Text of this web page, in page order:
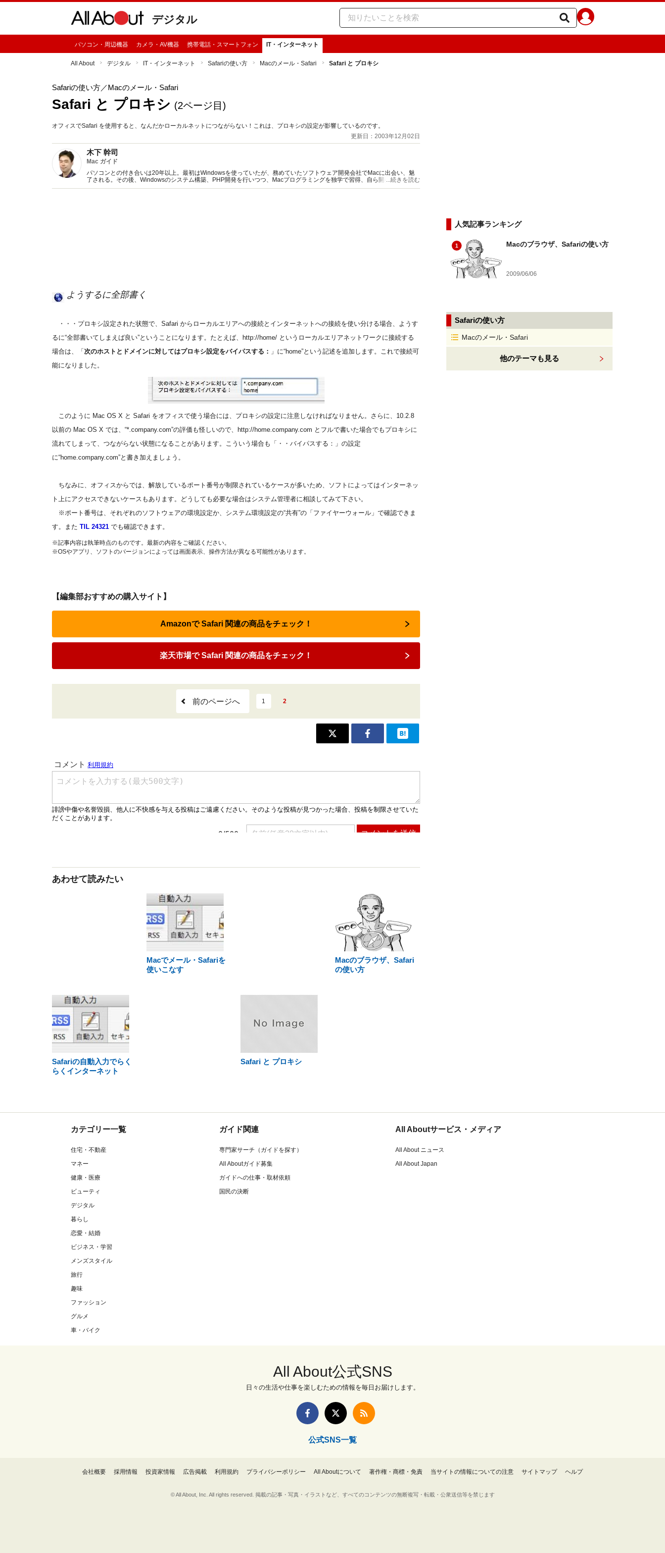
デジタル
パソコン・周辺機器 カメラ・AV機器 携帯電話・スマートフォン IT・インターネット
All About デジタル IT・インターネット Safariの使い方 Macのメール・Safari Safari と プロキシ
Safariの使い方／Macのメール・Safari
Safari と プロキシ (2ページ目)
オフィスでSafari を使用すると、なんだかローカルネットにつながらない！これは、プロキシの設定が影響しているのです。
更新日：2003年12月02日
木下 幹司
Mac ガイド
パソコンとの付き合いは20年以上。最初はWindowsを使っていたが、務めていたソフトウェア開発会社でMacに出会い、魅
了される。その後、Windowsのシステム構築、PHP開発を行いつつ、Macプログラミングを独学で習得、自ら開発を行うよう
になる。「MacPeople」などの雑誌の執筆なども行っている。
...続きを読む
ようするに全部書く
・・・プロキシ設定された状態で、Safari からローカルエリアへの接続とインターネットへの接続を使い分ける場合、ようす
るに“全部書いてしまえば良い”ということになります。たとえば、http://home/ というローカルエリアネットワークに接続する
場合は、「 次のホストとドメインに対してはプロキシ設定をバイパスする： 」に“home”という記述を追加します。これで接続可
能になりました。
このように Mac OS X と Safari をオフィスで使う場合には、プロキシの設定に注意しなければなりません。さらに、10.2.8
以前の Mac OS X では、“*.company.com”の評価も怪しいので、http://home.company.com とフルで書いた場合でもプロキシに
流れてしまって、つながらない状態になることがあります。こういう場合も「・・バイパスする：」の設定
に“home.company.com”と書き加えましょう。
ちなみに、オフィスからでは、解放しているポート番号が制限されているケースが多いため、ソフトによってはインターネッ
ト上にアクセスできないケースもあります。どうしても必要な場合はシステム管理者に相談してみて下さい。
※ポート番号は、それぞれのソフトウェアの環境設定か、システム環境設定の“共有”の「ファイヤーウォール」で確認できま
す。また TIL 24321 でも確認できます。
※記事内容は執筆時点のものです。最新の内容をご確認ください。
※OSやアプリ、ソフトのバージョンによっては画面表示、操作方法が異なる可能性があります。
【編集部おすすめの購入サイト】
Amazonで Safari 関連の商品をチェック！
楽天市場で Safari 関連の商品をチェック！
前のページへ 1 2
あわせて読みたい
Macでメール・Safariを
使いこなす
Macのブラウザ、Safari
の使い方
Safariの自動入力でらく
らくインターネット
Safari と プロキシ
人気記事ランキング
1 Macのブラウザ、Safariの使い方
2009/06/06
Safariの使い方
Macのメール・Safari
他のテーマも見る
カテゴリー一覧
住宅・不動産
マネー
健康・医療
ビューティ
デジタル
暮らし
恋愛・結婚
ビジネス・学習
メンズスタイル
旅行
趣味
ファッション
グルメ
車・バイク
ガイド関連
専門家サーチ（ガイドを探す）
All Aboutガイド募集
ガイドへの仕事・取材依頼
国民の決断
All Aboutサービス・メディア
All About ニュース
All About Japan
All About公式SNS
日々の生活や仕事を楽しむための情報を毎日お届けします。
公式SNS一覧
会社概要 採用情報 投資家情報 広告掲載 利用規約 プライバシーポリシー All Aboutについて 著作権・商標・免責 当サイトの情報についての注意 サイトマップ ヘルプ
© All About, Inc. All rights reserved. 掲載の記事・写真・イラストなど、すべてのコンテンツの無断複写・転載・公衆送信等を禁じます